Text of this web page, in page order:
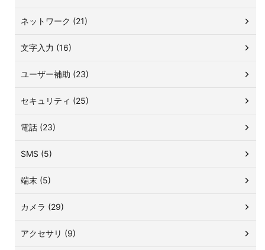
ネットワーク (21)
文字入力 (16)
ユーザー補助 (23)
セキュリティ (25)
電話 (23)
SMS (5)
端末 (5)
カメラ (29)
アクセサリ (9)